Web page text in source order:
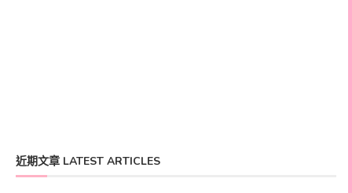
近期文章 LATEST ARTICLES